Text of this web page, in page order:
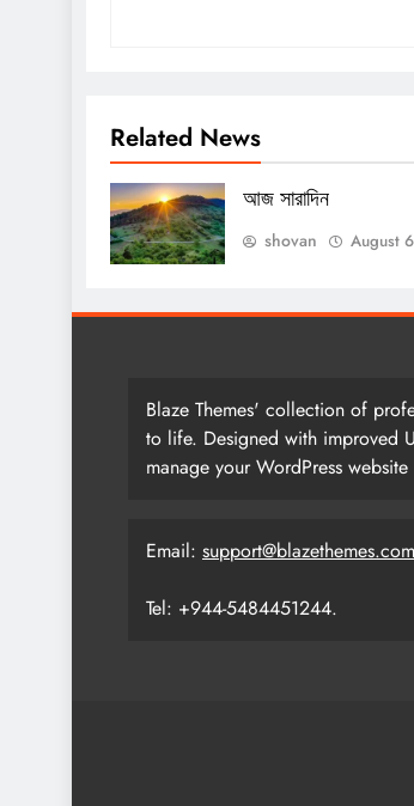
Related News
আজ সারাদিন
shovan August
Blaze Themes' collection of
to life. Designed with improved
manage your WordPress
Email: support@blazethemes.com
Tel: +944-5484451244.